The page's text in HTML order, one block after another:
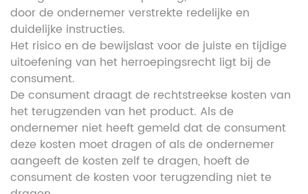
door de ondernemer verstrekte redelijke en
duidelijke instructies.
Het risico en de bewijslast voor de juiste en tijdige
uitoefening van het herroepingsrecht ligt bij de
consument.
De consument draagt de rechtstreekse kosten van
het terugzenden van het product. Als de
ondernemer niet heeft gemeld dat de consument
deze kosten moet dragen of als de ondernemer
aangeeft de kosten zelf te dragen, hoeft de
consument de kosten voor terugzending niet te